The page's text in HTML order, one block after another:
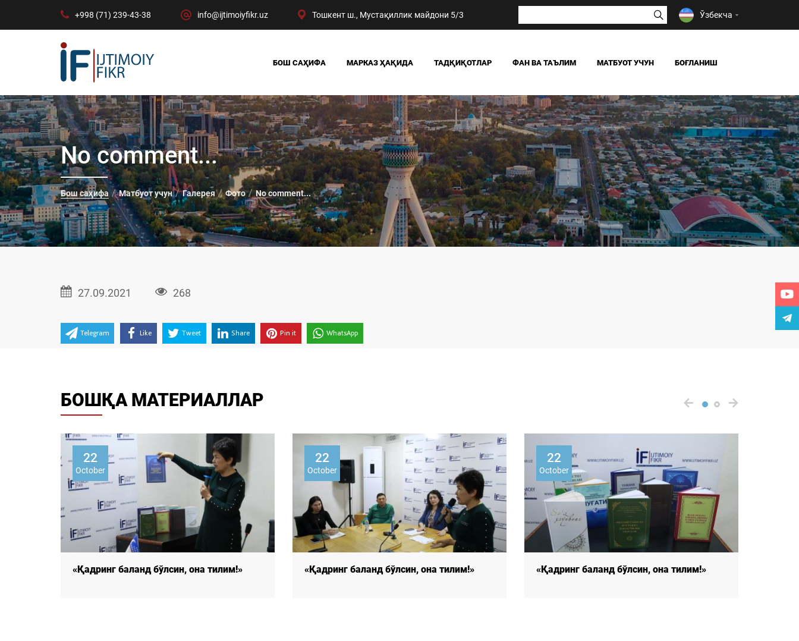
+998 (71) 239-43-38 info@ijtimoiyfikr.uz Тошкент ш., Мустақиллик майдони 5/3 Ўзбекча
БОШ САҲИФА МАРКАЗ ҲАҚИДА
БИЗНИНГ ЮТУҚЛАРИМИЗ
РАҲБАРИЯТ
МАРКАЗ ТУЗИЛМАСИ
ТАДҚИҚОТЛАР
ЖАМИЯТ
СИЁСАТ ВА ҲУҚУҚ
ИҚТИСОДИЁТ
DIGITAL СОЦИОЛОГИЯ
ФАН ВА ТАЪЛИМ МАТБУОТ УЧУН
ЯНГИЛИКЛАР
ОАВ БИЗ ҲАҚИМИЗДА
БОҒЛАНИШ
No comment...
Бош саҳифа Матбуот учун Галерея Фото No comment...
27.09.2021 268
Telegram Like Tweet Share Pin it WhatsApp
БОШҚА МАТЕРИАЛЛАР
22
October
«Қадринг баланд бўлсин, она тилим!»
22
October
«Қадринг баланд бўлсин, она тилим!»
22
October
«Қадринг баланд бўлсин, она тилим!»